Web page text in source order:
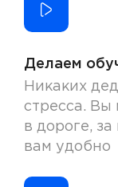
Делаем
Никаких
стресса. Вы
в дороге,
вам удобно